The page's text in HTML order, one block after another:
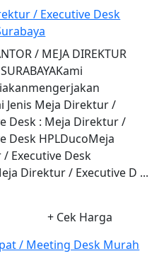
/ Executive Desk
/ MEJA DIREKTUR
Jenis Meja Direktur /
Desk : Meja Direktur /
Desk HPLDucoMeja
Executive Desk
Direktur / Executive D ...
+ Cek Harga
/ Meeting Desk Murah